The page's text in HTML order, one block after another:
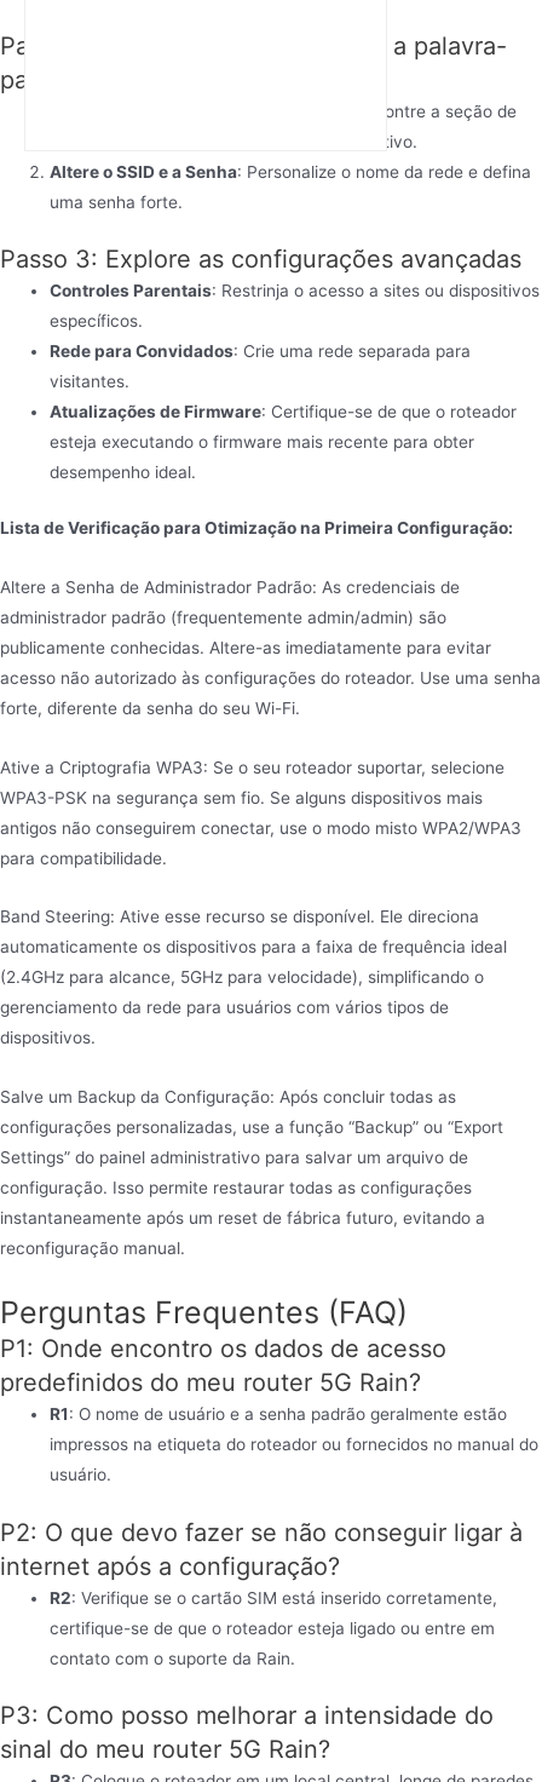
Passo 2: Defina o nome do WiFi e a palavra-
passe
: Encontre a seção de
configurações sem fio no painel administrativo.
Altere o SSID e a Senha: Personalize o nome da rede e defina
uma senha forte.
Passo 3: Explore as configurações avançadas
Controles Parentais: Restrinja o acesso a sites ou dispositivos
específicos.
Rede para Convidados: Crie uma rede separada para
visitantes.
Atualizações de Firmware: Certifique-se de que o roteador
esteja executando o firmware mais recente para obter
desempenho ideal.
Lista de Verificação para Otimização na Primeira Configuração:
Altere a Senha de Administrador Padrão: As credenciais de
administrador padrão (frequentemente admin/admin) são
publicamente conhecidas. Altere-as imediatamente para evitar
acesso não autorizado às configurações do roteador. Use uma senha
forte, diferente da senha do seu Wi-Fi.
Ative a Criptografia WPA3: Se o seu roteador suportar, selecione
WPA3-PSK na segurança sem fio. Se alguns dispositivos mais
antigos não conseguirem conectar, use o modo misto WPA2/WPA3
para compatibilidade.
Band Steering: Ative esse recurso se disponível. Ele direciona
automaticamente os dispositivos para a faixa de frequência ideal
(2.4GHz para alcance, 5GHz para velocidade), simplificando o
gerenciamento da rede para usuários com vários tipos de
dispositivos.
Salve um Backup da Configuração: Após concluir todas as
configurações personalizadas, use a função “Backup” ou “Export
Settings” do painel administrativo para salvar um arquivo de
configuração. Isso permite restaurar todas as configurações
instantaneamente após um reset de fábrica futuro, evitando a
reconfiguração manual.
Perguntas Frequentes (FAQ)
P1: Onde encontro os dados de acesso
predefinidos do meu router 5G Rain?
R1: O nome de usuário e a senha padrão geralmente estão
impressos na etiqueta do roteador ou fornecidos no manual do
usuário.
P2: O que devo fazer se não conseguir ligar à
internet após a configuração?
R2: Verifique se o cartão SIM está inserido corretamente,
certifique-se de que o roteador esteja ligado ou entre em
contato com o suporte da Rain.
P3: Como posso melhorar a intensidade do
sinal do meu router 5G Rain?